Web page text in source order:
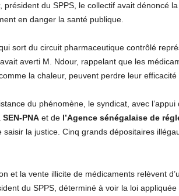
, président du SPPS, le collectif avait dénoncé
en danger la santé publique.
sort du circuit pharmaceutique contrôlé
averti M. Ndour, rappelant que les
la chaleur, peuvent perdre leur efficacité
du phénomène, le syndicat, avec l’appui
SEN-PNAet de l’Agence sénégalaise de
saisir la justice. Cinq grands dépositaires
et la vente illicite de médicaments relèvent
du SPPS, déterminé à voir la loi appliquée